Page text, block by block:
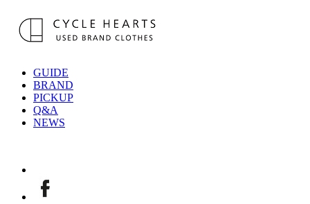
GUIDE
BRAND
PICKUP
Q&A
NEWS